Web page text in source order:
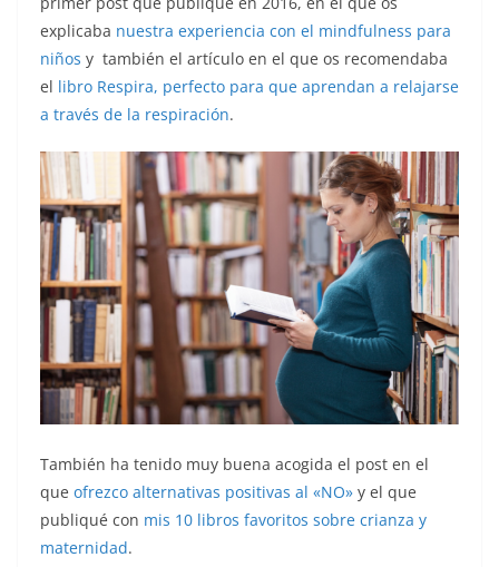
explicaba nuestra experiencia con el mindfulness para
niños y también el artículo en el que os recomendaba
el libro Respira, perfecto para que aprendan a relajarse
a través de la respiración.
También ha tenido muy buena acogida el post en el
que ofrezco alternativas positivas al «NO» y el que
publiqué con mis 10 libros favoritos sobre crianza y
maternidad.